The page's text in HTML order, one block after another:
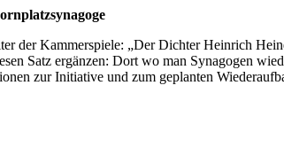
der Kammerspiele: „Der Dichter Heinrich
Satz ergänzen: Dort wo man Synagogen
zur Initiative und zum geplanten